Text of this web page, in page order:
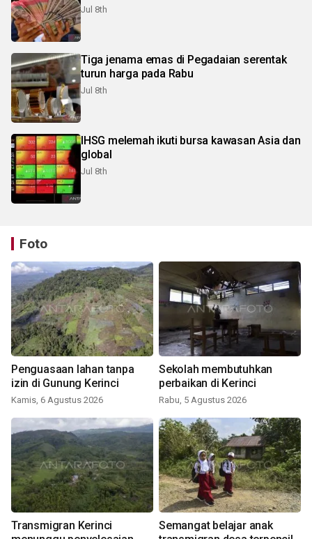
Jul 8th
Tiga jenama emas di Pegadaian serentak
turun harga pada Rabu
Jul 8th
IHSG melemah ikuti bursa kawasan Asia dan
global
Jul 8th
Foto
Penguasaan lahan tanpa
izin di Gunung Kerinci
Kamis, 6 Agustus 2026
Sekolah membutuhkan
perbaikan di Kerinci
Rabu, 5 Agustus 2026
Transmigran Kerinci
Semangat belajar anak